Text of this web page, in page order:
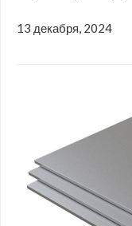
13 декабря, 2024